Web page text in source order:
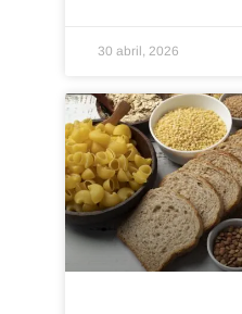
30 abril, 2026